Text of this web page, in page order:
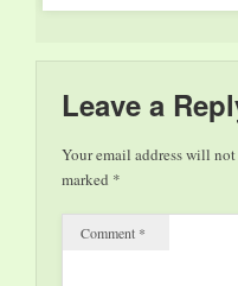
Ausgang des Januars
zahlreiche kulturelle
Großausstellung
"Generation Pop!".
Am Donnerstag, den
23. Januar 2014,
Leave a
Your email address will
marked *
Comment *